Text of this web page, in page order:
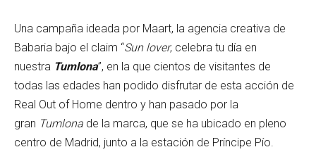
Una campaña ideada por Maart, la agencia creativa de
Babaria bajo el claim “Sun lover, celebra tu día en
nuestra Tumlona”, en la que cientos de visitantes de
todas las edades han podido disfrutar de esta acción de
Real Out of Home dentro y han pasado por la
gran Tumlona de la marca, que se ha ubicado en pleno
centro de Madrid, junto a la estación de Príncipe Pío.